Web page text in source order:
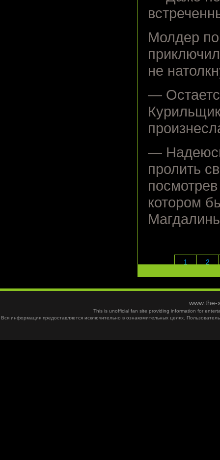
Молдер
не
—
—
пролить
котором
1 2
This is unofficial fan site providing information for
Вся информация предоставляется исключительно в ознакомительных целях.